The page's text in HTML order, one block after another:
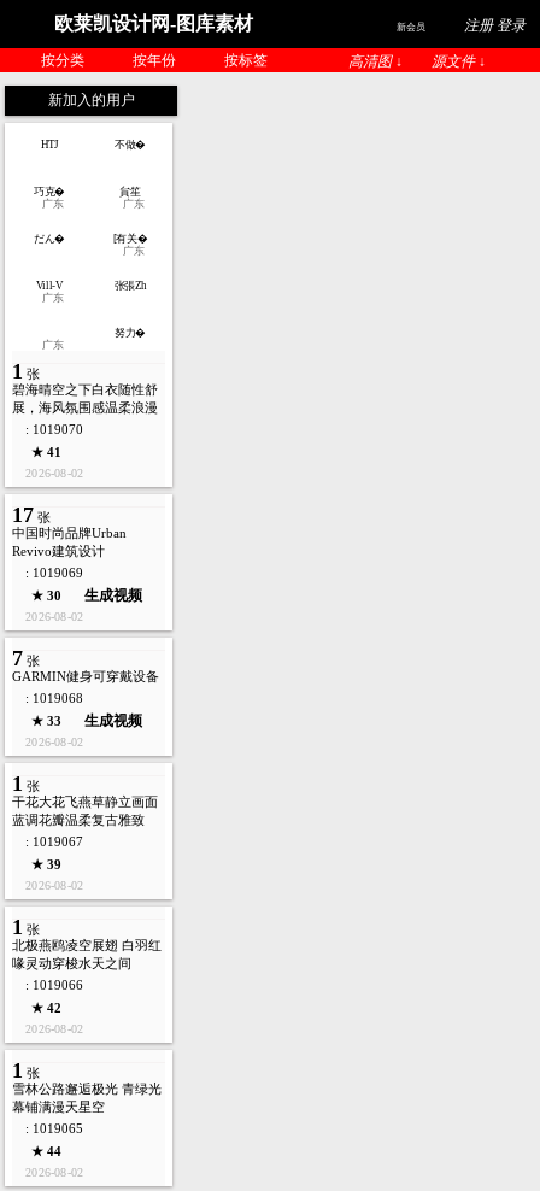
欧莱凯设计网-图库素材 新会员 注册 登录
按分类 按年份 按标签 高清图 ↓ 源文件 ↓
新加入的用户
HTJ 不做�
巧克�
广东
貟笙
广东
だん�
[有关�
广东
Vill-V
广东
张張Zh
广东
努力�
1 张
碧海晴空之下白衣随性舒
展，海风氛围感温柔浪漫
: 1019070
★ 41
2026-08-02
17 张
中国时尚品牌Urban
Revivo建筑设计
: 1019069
★ 30
生成视频
2026-08-02
7 张
GARMIN健身可穿戴设备
: 1019068
★ 33
生成视频
2026-08-02
1 张
干花大花飞燕草静立画面
蓝调花瓣温柔复古雅致
: 1019067
★ 39
2026-08-02
1 张
北极燕鸥凌空展翅 白羽红
喙灵动穿梭水天之间
: 1019066
★ 42
2026-08-02
1 张
雪林公路邂逅极光 青绿光
幕铺满漫天星空
: 1019065
★ 44
2026-08-02